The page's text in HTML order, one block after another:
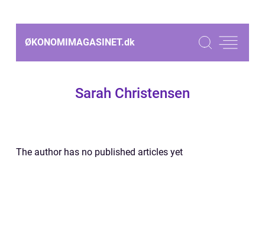
ØKONOMIMAGASINET.dk
Sarah Christensen
The author has no published articles yet